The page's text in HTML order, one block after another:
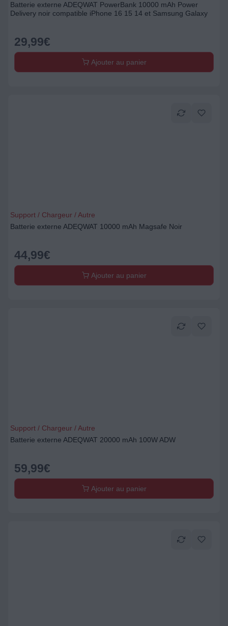
Batterie externe ADEQWAT PowerBank 10000 mAh Power
Delivery noir compatible iPhone 16 15 14 et Samsung Galaxy
29,99€
Ajouter au panier
Support / Chargeur / Autre
Batterie externe ADEQWAT 10000 mAh Magsafe Noir
44,99€
Ajouter au panier
Support / Chargeur / Autre
Batterie externe ADEQWAT 20000 mAh 100W ADW
59,99€
Ajouter au panier